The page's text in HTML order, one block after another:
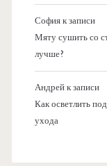
Софияк записи
Мяту сушить со
лучше?
Андрейк записи
Как осветлить
ухода